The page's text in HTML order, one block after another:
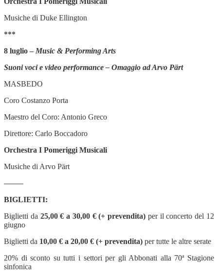
Musiche di Duke Ellington
***
8 luglio – Music & Performing Arts
Suoni voci e video performance – Omaggio ad Arvo Pärt
MASBEDO
Coro Costanzo Porta
Maestro del Coro: Antonio Greco
Direttore: Carlo Boccadoro
Orchestra I Pomeriggi Musicali
Musiche di Arvo Pärt
——–
BIGLIETTI:
Biglietti da 25,00 € a 30,00 € (+ prevendita) per il concerto del 12
giugno
Biglietti da 10,00 € a 20,00 € (+ prevendita) per tutte le altre serate
20% di sconto su tutti i settori per gli Abbonati alla 70ª Stagione
sinfonica